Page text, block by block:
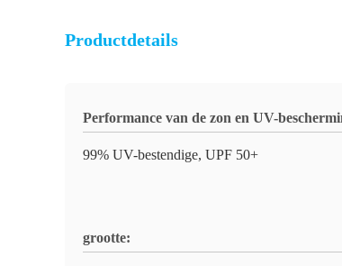
Productdetails
Performance van de zon en UV-
99% UV-bestendige, UPF 50+
grootte: